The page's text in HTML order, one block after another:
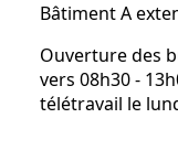
Bâtiment A
Ouverture des
vers 08h30 -
télétravail le